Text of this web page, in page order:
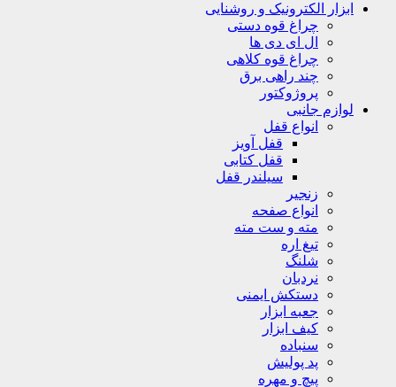
ابزار الکترونیک و روشنایی
چراغ قوه دستی
ال ای دی ها
چراغ قوه کلاهی
چند راهی برق
پروژوکتور
لوازم جانبی
انواع قفل
قفل آویز
قفل کتابی
سیلندر قفل
زنجیر
انواع صفحه
مته و ست مته
تیغ اره
شلنگ
نردبان
دستکش ایمنی
جعبه ابزار
کیف ابزار
سنباده
پد پولیش
پیچ و مهره